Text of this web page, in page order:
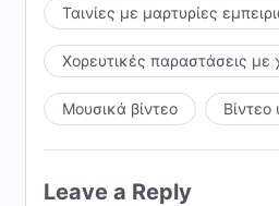
Ταινίες με μαρτυρίες
Χορευτικές παραστάσεις με
Μουσικά βίντεο
Leave a Reply